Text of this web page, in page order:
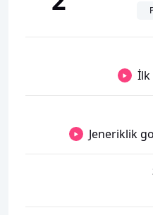
İlk
Jeneriklik